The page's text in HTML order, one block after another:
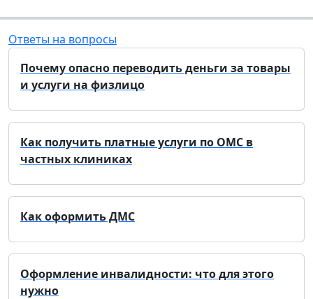
Ответы на вопросы
Почему опасно переводить деньги за товары
и услуги на физлицо
Как получить платные услуги по ОМС в
частных клиниках
Как оформить ДМС
Оформление инвалидности: что для этого
нужно